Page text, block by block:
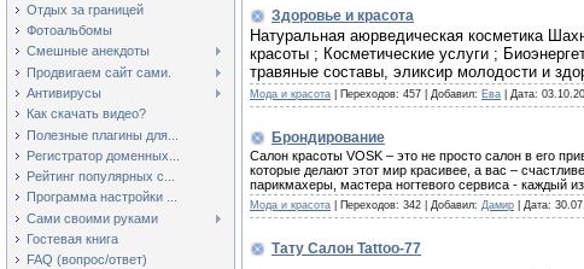
Отдых за границей
Фотоальбомы
Смешные анекдоты
Продвигаем сайт сами.
Антивирусы
Как скачать видео?
Полезные плагины для...
Регистратор доменных...
Рейтинг популярных с...
Программа настройки ...
Сами своими руками
Гостевая книга
FAQ (вопрос/ответ)
Здоровье и красота
Натуральная аюрведическая косметика
красоты ; Косметические услуги ;
травяные составы, эликсир молодости и
Мода и красота | Переходов: 457 | Добавил: Ева | Дата:
Брондирование
Салон красоты VOSK – это не просто салон в его
которые делают этот мир красивее, а вас –
парикмахеры, мастера ногтевого сервиса - каждый
Мода и красота | Переходов: 342 | Добавил: Дамир | Дата:
Тату Салон Tattoo-77